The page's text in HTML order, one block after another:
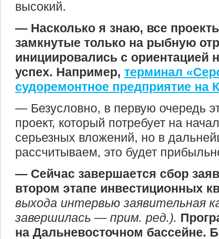
высокий.
— Насколько я знаю, все
замкнутые только на рыбную
инициировались с ориентацией
успех. Например, терминал
судоремонтное предприятие на
— Безусловно, в первую очередь
проект, который потребует на
серьезных вложений, но в
рассчитываем, это будет
— Сейчас завершается сбор
втором этапе инвестиционных
выхода интервью заявительная
завершилась — прим. ред.).
на Дальневосточном бассейне.